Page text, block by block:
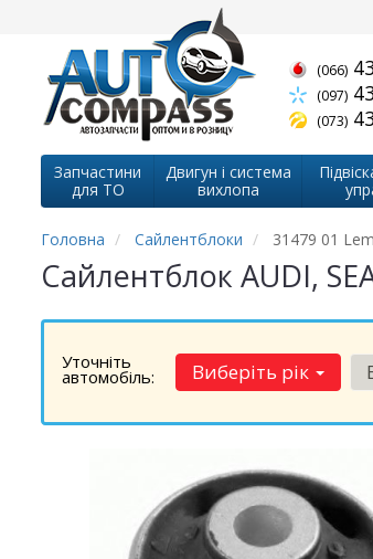
(066)
(097)
(073)
Запчастини
для ТО
Двигун і система
вихлопа
Головна Сайлентблоки 31479 01
Сайлентблок AUDI,
Уточніть
автомобіль: Виберіть рік